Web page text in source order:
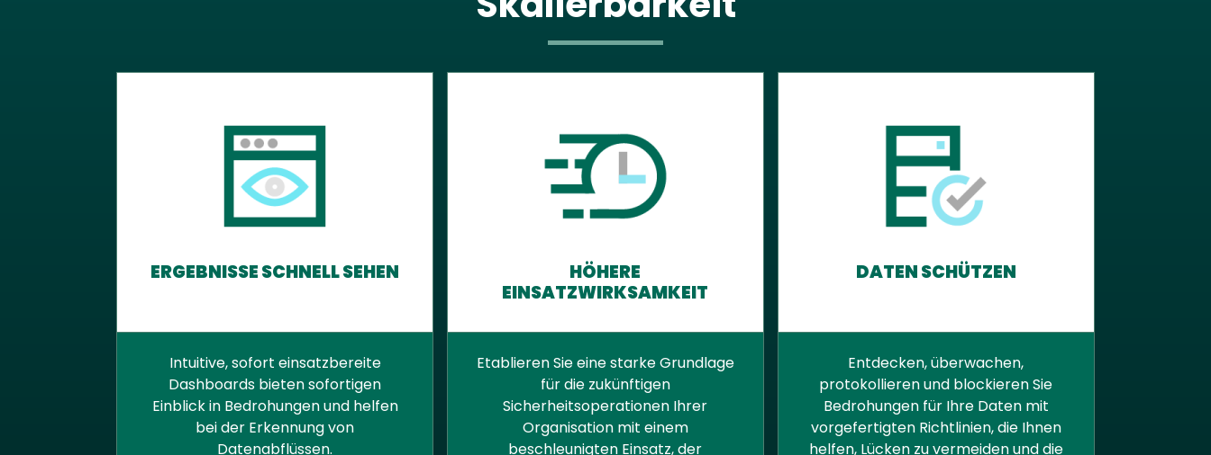
ERGEBNISSE SCHNELL SEHEN
Intuitive, sofort einsatzbereite
Dashboards bieten sofortigen
Einblick in Bedrohungen und helfen
bei der Erkennung von
Datenabflüssen.
HÖHERE
EINSATZWIRKSAMKEIT
Etablieren Sie eine starke Grundlage
für die zukünftigen
Sicherheitsoperationen Ihrer
Organisation mit einem
beschleunigten Einsatz, der
DATEN SCHÜTZEN
Entdecken, überwachen,
protokollieren und blockieren Sie
Bedrohungen für Ihre Daten mit
vorgefertigten Richtlinien, die Ihnen
helfen, Lücken zu vermeiden und die